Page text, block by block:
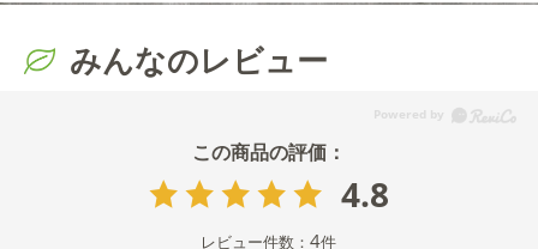
みんなのレビュー
4.8
レビュー件数：4件